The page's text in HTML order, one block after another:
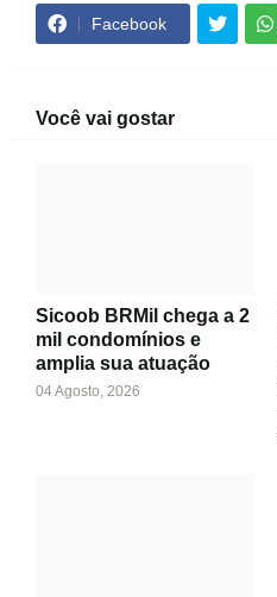
Facebook
Você vai gostar
Sicoob BRMil chega a 2
mil condomínios e
amplia sua atuação
04 Agosto, 2026